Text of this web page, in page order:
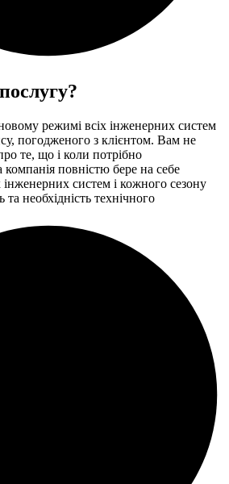
режимі всіх інженерних систем
погодженого з клієнтом. Вам не
те, що і коли потрібно
повністю бере на себе
систем і кожного сезону
необхідність технічного